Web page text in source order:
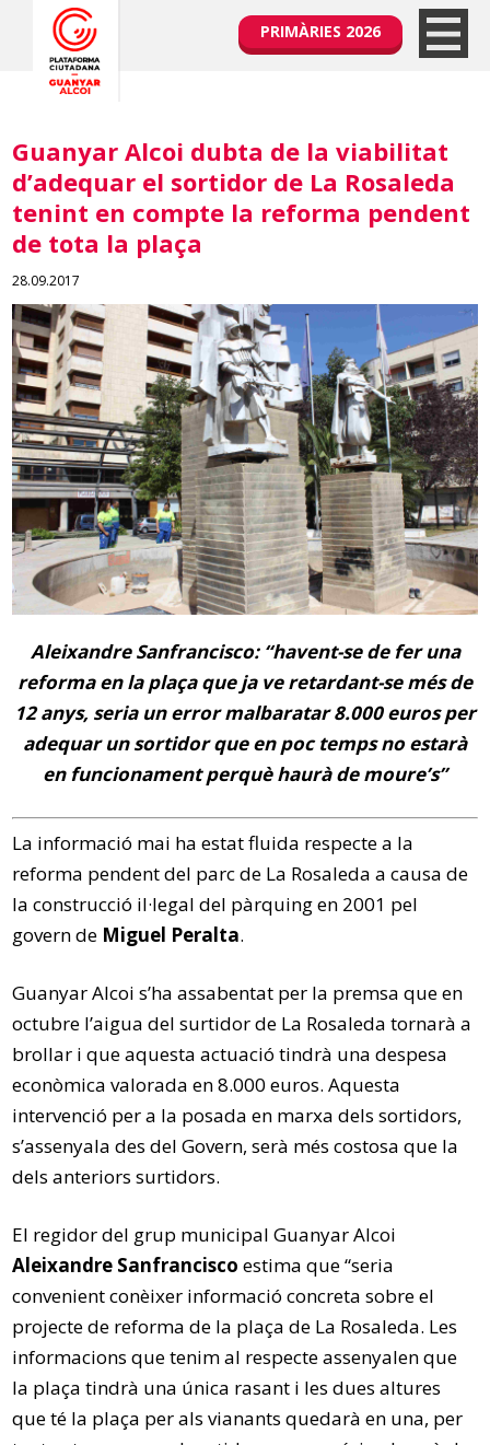
PRIMÀRIES 2026
Guanyar Alcoi dubta de la viabilitat
d’adequar el sortidor de La Rosaleda
tenint en compte la reforma pendent
de tota la plaça
28.09.2017
Aleixandre Sanfrancisco: “havent-se de fer una
reforma en la plaça que ja ve retardant-se més de
12 anys, seria un error malbaratar 8.000 euros per
adequar un sortidor que en poc temps no estarà
en funcionament perquè haurà de moure’s”
La informació mai ha estat fluida respecte a la
reforma pendent del parc de La Rosaleda a causa de
la construcció il·legal del pàrquing en 2001 pel
govern de Miguel Peralta.
Guanyar Alcoi s’ha assabentat per la premsa que en
octubre l’aigua del surtidor de La Rosaleda tornarà a
brollar i que aquesta actuació tindrà una despesa
econòmica valorada en 8.000 euros. Aquesta
intervenció per a la posada en marxa dels sortidors,
s’assenyala des del Govern, serà més costosa que la
dels anteriors surtidors.
El regidor del grup municipal Guanyar Alcoi
Aleixandre Sanfrancisco estima que “seria
convenient conèixer informació concreta sobre el
projecte de reforma de la plaça de La Rosaleda. Les
informacions que tenim al respecte assenyalen que
la plaça tindrà una única rasant i les dues altures
que té la plaça per als vianants quedarà en una, per